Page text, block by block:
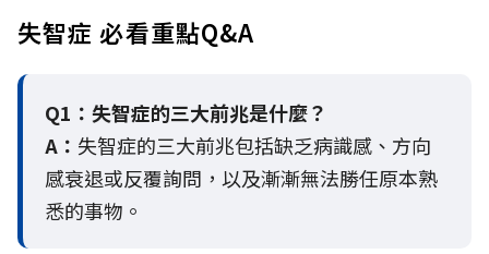
失智症 必看重點Q&A
Q1：失智症的三大前兆是什麼？
A： 失智症的三大前兆包括缺乏病識感、方向
感衰退或反覆詢問，以及漸漸無法勝任原本熟
悉的事物。